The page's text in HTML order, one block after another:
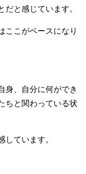
と感じています。
ここがベースになり
身、自分に何ができ
ちと関わっている状
しています。